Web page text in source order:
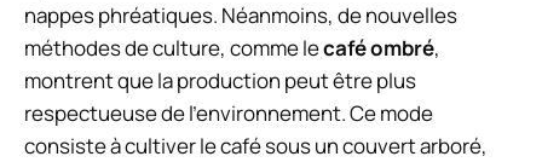
nappes phréatiques. Néanmoins, de nouvelles
méthodes de culture, comme lecafé ombré,
montrent que la production peut être plus
respectueuse de l’environnement. Ce mode
consiste à cultiver le café sous un couvert arboré,